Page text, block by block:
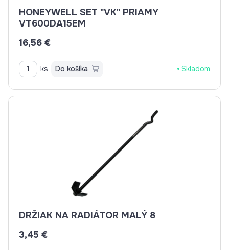
HONEYWELL SET "VK" PRIAMY
VT600DA15EM
16,56 €
ks Do košíka Skladom
DRŽIAK NA RADIÁTOR MALÝ 8
3,45 €